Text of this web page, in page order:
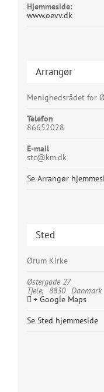
Hjemmeside:
www.oevv.dk
Arrangør
Menighedsrådet for
Telefon
86652028
E-mail
stc@km.dk
Se Arrangør
Sted
Ørum Kirke
Østergade 27
Tjele, 8830 Danmark
+ Google Maps
Se Sted hjemmeside